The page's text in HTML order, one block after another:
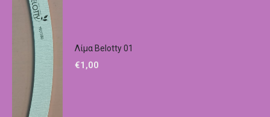
Λίμα Belotty 01
€1,00